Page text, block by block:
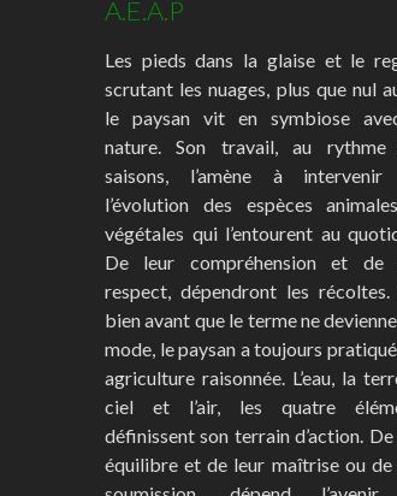
A.E.A.P
Les pieds dans la glaise et le
scrutant les nuages, plus que nul
le paysan vit en symbiose
nature. Son travail, au rythme
saisons, l’amène à intervenir
l’évolution des espèces
végétales qui l’entourent au
De leur compréhension et de
respect, dépendront les récoltes.
bien avant que le terme ne
mode, le paysan a toujours
agriculture raisonnée. L’eau, la
ciel et l’air, les quatre
définissent son terrain d’action.
équilibre et de leur maîtrise ou de